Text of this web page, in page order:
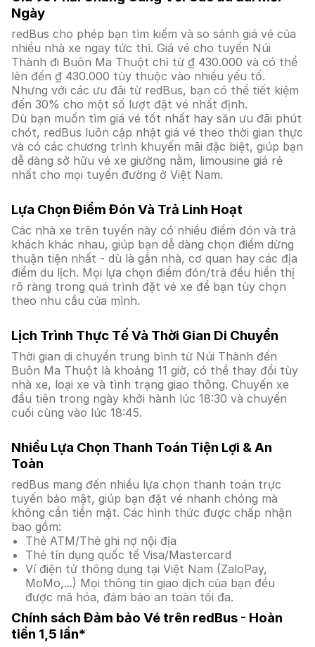
Ngày
redBus cho phép bạn tìm kiếm và so sánh giá vé của
nhiều nhà xe ngay tức thì. Giá vé cho tuyến Núi
Thành đi Buôn Ma Thuột chỉ từ ₫ 430.000 và có thể
lên đến ₫ 430.000 tùy thuộc vào nhiều yếu tố.
Nhưng với các ưu đãi từ redBus, bạn có thể tiết kiệm
đến 30% cho một số lượt đặt vé nhất định.
Dù bạn muốn tìm giá vé tốt nhất hay săn ưu đãi phút
chót, redBus luôn cập nhật giá vé theo thời gian thực
và có các chương trình khuyến mãi đặc biệt, giúp bạn
dễ dàng sở hữu vé xe giường nằm, limousine giá rẻ
nhất cho mọi tuyến đường ở Việt Nam.
Lựa Chọn Điểm Đón Và Trả Linh Hoạt
Các nhà xe trên tuyến này có nhiều điểm đón và trả
khách khác nhau, giúp bạn dễ dàng chọn điểm dừng
thuận tiện nhất - dù là gần nhà, cơ quan hay các địa
điểm du lịch. Mọi lựa chọn điểm đón/trả đều hiển thị
rõ ràng trong quá trình đặt vé xe để bạn tùy chọn
theo nhu cầu của mình.
Lịch Trình Thực Tế Và Thời Gian Di Chuyển
Thời gian di chuyển trung bình từ Núi Thành đến
Buôn Ma Thuột là khoảng 11 giờ, có thể thay đổi tùy
nhà xe, loại xe và tình trạng giao thông. Chuyến xe
đầu tiên trong ngày khởi hành lúc 18:30 và chuyến
cuối cùng vào lúc 18:45.
Nhiều Lựa Chọn Thanh Toán Tiện Lợi & An
Toàn
redBus mang đến nhiều lựa chọn thanh toán trực
tuyến bảo mật, giúp bạn đặt vé nhanh chóng mà
không cần tiền mặt. Các hình thức được chấp nhận
bao gồm:
Thẻ ATM/Thẻ ghi nợ nội địa
Thẻ tín dụng quốc tế Visa/Mastercard
Ví điện tử thông dụng tại Việt Nam (ZaloPay,
MoMo,...) Mọi thông tin giao dịch của bạn đều
được mã hóa, đảm bảo an toàn tối đa.
Chính sách Đảm bảo Vé trên redBus - Hoàn
tiền 1,5 lần*